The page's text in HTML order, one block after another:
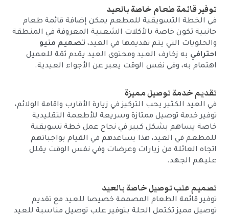
توفير قائمة طعام خاصة بالعيد
في الخطة التسويقية للمطعم يمكن إضافة قائمة طعام
جانبية تكون خاصة بالأكلات الشعبية المعروفة في المنطقة
والحلويات التي يتم تقديمها في العيد، تصميم منيو
احترافي به زخارف العيد ومحتوى العيد يقدم ثقة للعميل
اهتمام به، وفي نفس الوقت يعبر عن الأجواء العيدية.
تقديم خدمة توصيل مميزة
في العيد الكثير يحب التركيز في زيارة الأقارب واقامة الولائم،
توفير خدمة توصيل ممتازة وسريعة للأطعمة التقليدية
خاصة يساهم بشكل كبير في نجاح عمل خطة تسويقية
للمطعم في العيد، هذا يساعدهم في القيام بواجباتهم
اتجاه العائلة من زيارات وعرضات وفي نفس الوقت يقلل
عليهم الجهد.
تصميم علب توصيل خاصة بالعيد
توفير قائمة الطعام المصممة خصيصا للعيد مع تقديم
توصيل مميز تكتمل الحلة بتوفير علب توصيل مناسبة للعيد